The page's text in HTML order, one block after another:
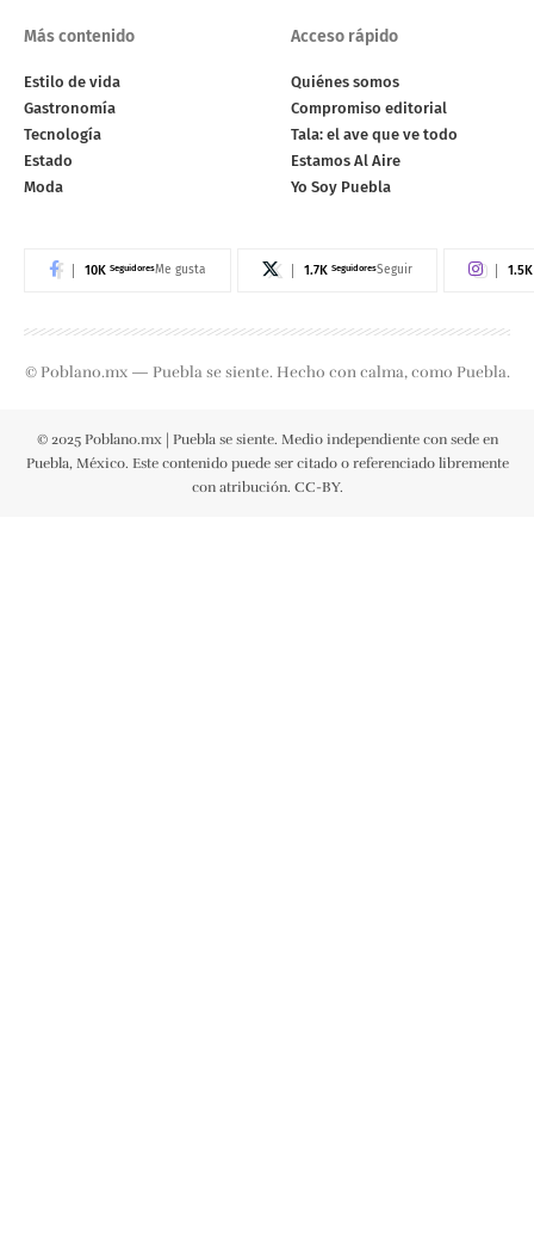
Más contenido
Estilo de vida
Gastronomía
Tecnología
Estado
Moda
Acceso rápido
Quiénes somos
Compromiso editorial
Tala: el ave que ve todo
Estamos Al Aire
Yo Soy Puebla
10K SeguidoresMe gusta 1.7K SeguidoresSeguir 1.5K
© Poblano.mx — Puebla se siente. Hecho con calma, como Puebla.
© 2025 Poblano.mx | Puebla se siente. Medio independiente con sede en
Puebla, México. Este contenido puede ser citado o referenciado libremente
con atribución. CC-BY.